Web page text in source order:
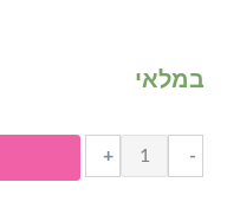
במלאי
-
כמות
של
+